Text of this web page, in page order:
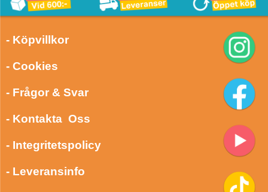
- Köpvillkor
- Cookies
- Frågor & Svar
- Kontakta Oss
- Integritetspolicy
- Leveransinfo